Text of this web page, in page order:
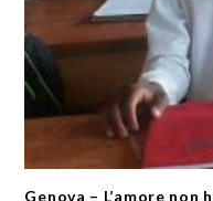
Genova – L’amore non